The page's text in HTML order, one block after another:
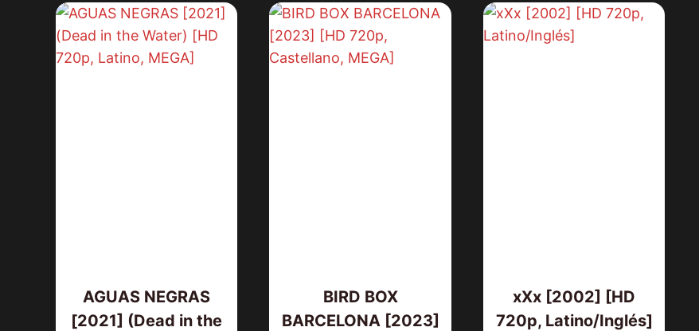
AGUAS NEGRAS
[2021] (Dead in the
BIRD BOX
BARCELONA [2023]
xXx [2002] [HD
720p, Latino/Inglés]